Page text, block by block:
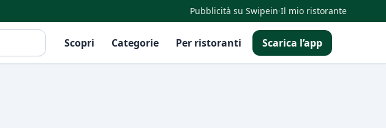
Pubblicità su Swipein·Il mio ristorante
Scopri Categorie Per ristoranti Scarica l’app